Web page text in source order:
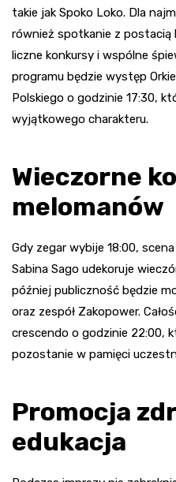
takie jak Spoko Loko. Dla
również spotkanie z postacią
liczne konkursy i wspólne
programu będzie występ
Polskiego o godzinie 17:30,
wyjątkowego charakteru.
Wieczorne
melomanów
Gdy zegar wybije 18:00,
Sabina Sago udekoruje
później publiczność będzie
oraz zespół Zakopower.
crescendo o godzinie 22:00,
pozostanie w pamięci
Promocja
edukacja